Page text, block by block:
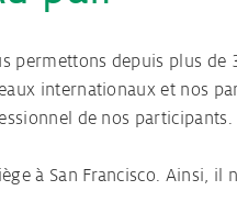
Au pair
permettons depuis plus de
internationaux et nos
de nos participants.
à San Francisco. Ainsi, il